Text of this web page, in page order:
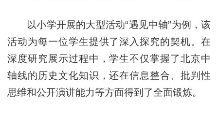
以小学开展的大型活动“遇见中轴”为例，该
活动为每一位学生提供了深入探究的契机。在
深度研究展示过程中，学生不仅掌握了北京中
轴线的历史文化知识，还在信息整合、批判性
思维和公开演讲能力等方面得到了全面锻炼。